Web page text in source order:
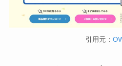
引用元：